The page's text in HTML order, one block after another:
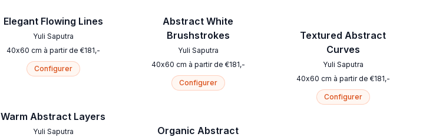
Elegant Flowing Lines
Yuli Saputra
40x60 cm à partir de €181,-
Configurer
Warm Abstract Layers
Yuli Saputra
Abstract White
Brushstrokes
Yuli Saputra
40x60 cm à partir de €181,-
Configurer
Organic Abstract
Textured Abstract
Curves
Yuli Saputra
40x60 cm à partir de €181,-
Configurer